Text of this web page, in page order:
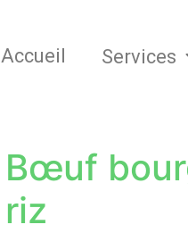
Accueil Services
Bœuf
riz